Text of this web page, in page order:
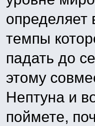
определяет
темпы
падать до
этому
Нептуна и
поймете,